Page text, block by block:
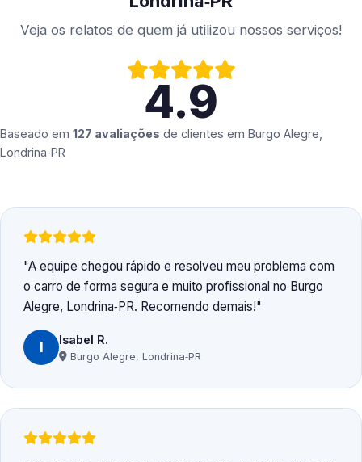
Veja os relatos de quem já utilizou nossos serviços!
4.9
Baseado em 127 avaliações de clientes em Burgo Alegre,
Londrina‑PR
A equipe chegou rápido e resolveu meu problema com
o carro de forma segura e muito profissional no Burgo
Alegre, Londrina‑PR. Recomendo demais!
I Isabel R.
Burgo Alegre, Londrina‑PR